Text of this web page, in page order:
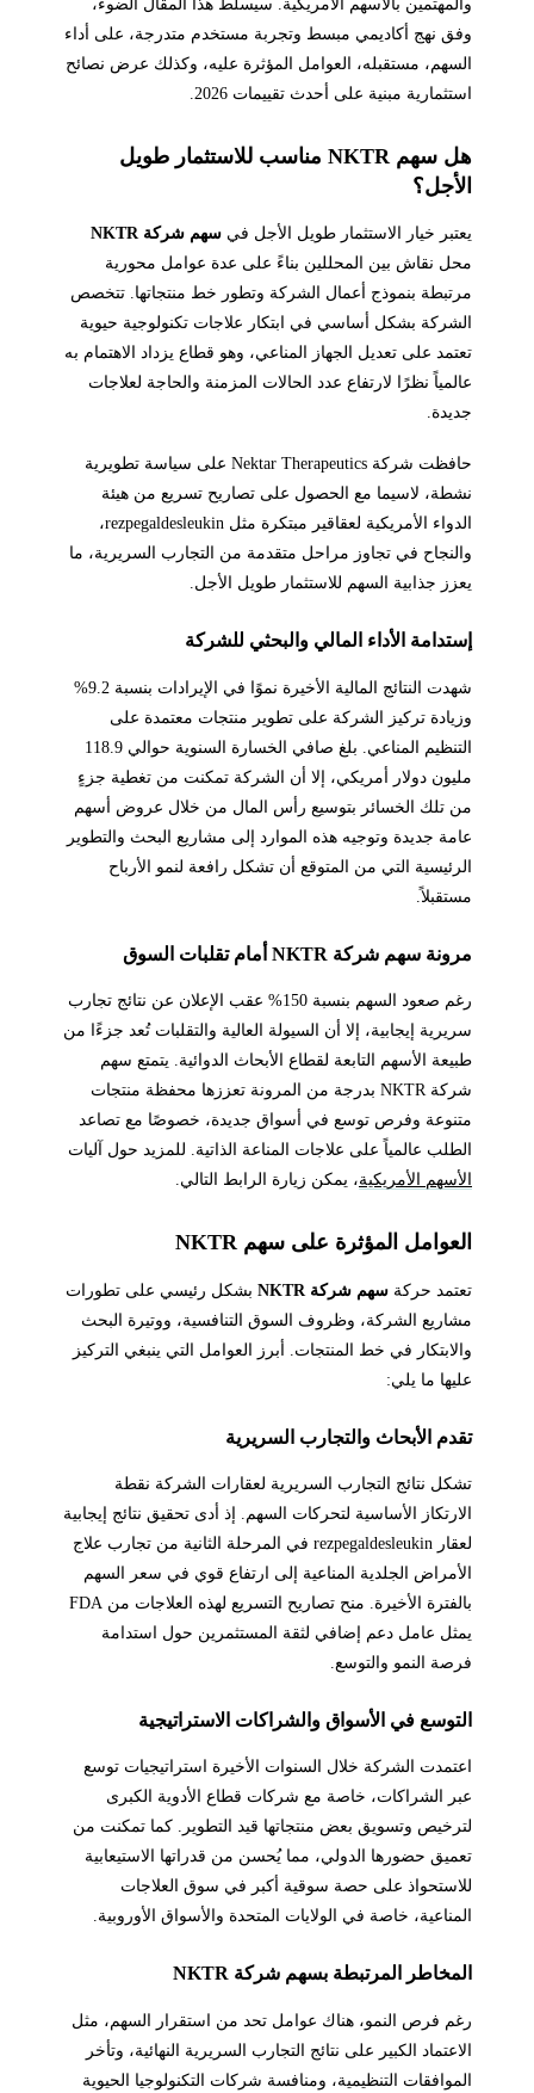
وفق نهج أكاديمي مبسط وتجربة مستخدم متدرجة، على أداء
السهم، مستقبله، العوامل المؤثرة عليه، وكذلك عرض نصائح
استثمارية مبنية على أحدث تقييمات 2026.
هل سهم NKTR مناسب للاستثمار طويل
الأجل؟
يعتبر خيار الاستثمار طويل الأجل في سهم شركة NKTR
محل نقاش بين المحللين بناءً على عدة عوامل محورية
مرتبطة بنموذج أعمال الشركة وتطور خط منتجاتها. تتخصص
الشركة بشكل أساسي في ابتكار علاجات تكنولوجية حيوية
تعتمد على تعديل الجهاز المناعي، وهو قطاع يزداد الاهتمام به
عالمياً نظرًا لارتفاع عدد الحالات المزمنة والحاجة لعلاجات
جديدة.
حافظت شركة Nektar Therapeutics على سياسة تطويرية
نشطة، لاسيما مع الحصول على تصاريح تسريع من هيئة
الدواء الأمريكية لعقاقير مبتكرة مثل rezpegaldesleukin،
والنجاح في تجاوز مراحل متقدمة من التجارب السريرية، ما
يعزز جذابية السهم للاستثمار طويل الأجل.
إستدامة الأداء المالي والبحثي للشركة
شهدت النتائج المالية الأخيرة نموًا في الإيرادات بنسبة 9.2%
وزيادة تركيز الشركة على تطوير منتجات معتمدة على
التنظيم المناعي. بلغ صافي الخسارة السنوية حوالي 118.9
مليون دولار أمريكي، إلا أن الشركة تمكنت من تغطية جزءٍ
من تلك الخسائر بتوسيع رأس المال من خلال عروض أسهم
عامة جديدة وتوجيه هذه الموارد إلى مشاريع البحث والتطوير
الرئيسية التي من المتوقع أن تشكل رافعة لنمو الأرباح
مستقبلاً.
مرونة سهم شركة NKTR أمام تقلبات السوق
رغم صعود السهم بنسبة 150% عقب الإعلان عن نتائج تجارب
سريرية إيجابية، إلا أن السيولة العالية والتقلبات تُعد جزءًا من
طبيعة الأسهم التابعة لقطاع الأبحاث الدوائية. يتمتع سهم
شركة NKTR بدرجة من المرونة تعززها محفظة منتجات
متنوعة وفرص توسع في أسواق جديدة، خصوصًا مع تصاعد
الطلب عالمياً على علاجات المناعة الذاتية. للمزيد حول آليات
الأسهم الأمريكية، يمكن زيارة الرابط التالي.
العوامل المؤثرة على سهم NKTR
تعتمد حركة سهم شركة NKTR
بشكل رئيسي على تطورات
مشاريع الشركة، وظروف السوق التنافسية، ووتيرة البحث
والابتكار في خط المنتجات. أبرز العوامل التي ينبغي التركيز
عليها ما يلي:
تقدم الأبحاث والتجارب السريرية
تشكل نتائج التجارب السريرية لعقارات الشركة نقطة
الارتكاز الأساسية لتحركات السهم. إذ أدى تحقيق نتائج إيجابية
لعقار rezpegaldesleukin في المرحلة الثانية من تجارب علاج
الأمراض الجلدية المناعية إلى ارتفاع قوي في سعر السهم
بالفترة الأخيرة. منح تصاريح التسريع لهذه العلاجات من FDA
يمثل عامل دعم إضافي لثقة المستثمرين حول استدامة
فرصة النمو والتوسع.
التوسع في الأسواق والشراكات الاستراتيجية
اعتمدت الشركة خلال السنوات الأخيرة استراتيجيات توسع
عبر الشراكات، خاصة مع شركات قطاع الأدوية الكبرى
لترخيص وتسويق بعض منتجاتها قيد التطوير. كما تمكنت من
تعميق حضورها الدولي، مما يُحسن من قدراتها الاستيعابية
للاستحواذ على حصة سوقية أكبر في سوق العلاجات
المناعية، خاصة في الولايات المتحدة والأسواق الأوروبية.
المخاطر المرتبطة بسهم شركة NKTR
رغم فرص النمو، هناك عوامل تحد من استقرار السهم، مثل
الاعتماد الكبير على نتائج التجارب السريرية النهائية، وتأخر
الموافقات التنظيمية، ومنافسة شركات التكنولوجيا الحيوية